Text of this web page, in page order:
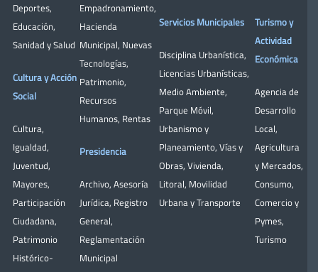
Deportes,
Educación,
Sanidad y Salud
Cultura y Acción
Social
Cultura,
Igualdad,
Juventud,
Mayores,
Participación
Ciudadana,
Patrimonio
Histórico-
Empadronamiento,
Hacienda
Municipal, Nuevas
Tecnologías,
Patrimonio,
Recursos
Humanos, Rentas
Presidencia
Archivo, Asesoría
Jurídica, Registro
General,
Reglamentación
Municipal
Servicios Municipales
Disciplina Urbanística,
Licencias Urbanísticas,
Medio Ambiente,
Parque Móvil,
Urbanismo y
Planeamiento, Vías y
Obras, Vivienda,
Litoral, Movilidad
Urbana y Transporte
Turismo y
Actividad
Económica
Agencia de
Desarrollo
Local,
Agricultura
y Mercados,
Consumo,
Comercio y
Pymes,
Turismo